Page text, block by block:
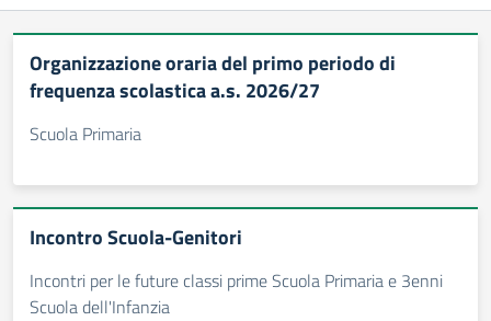
Organizzazione oraria del primo periodo di
frequenza scolastica a.s. 2026/27
Scuola Primaria
Incontro Scuola-Genitori
Incontri per le future classi prime Scuola Primaria e 3enni
Scuola dell'Infanzia